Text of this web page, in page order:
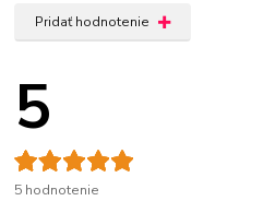
Pridať hodnotenie
5
5 hodnotenie